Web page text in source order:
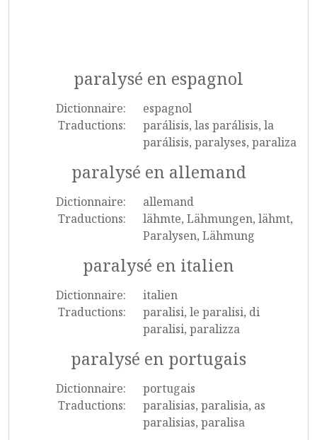
paralysé en espagnol
Dictionnaire:
espagnol
Traductions:
parálisis, las parálisis, la
parálisis, paralyses, paraliza
paralysé en allemand
Dictionnaire:
allemand
Traductions:
lähmte, Lähmungen, lähmt,
Paralysen, Lähmung
paralysé en italien
Dictionnaire:
italien
Traductions:
paralisi, le paralisi, di
paralisi, paralizza
paralysé en portugais
Dictionnaire:
portugais
Traductions:
paralisias, paralisia, as
paralisias, paralisa